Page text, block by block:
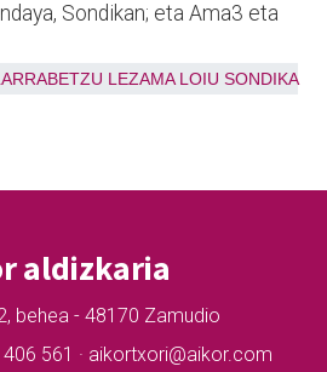
Sondikan; eta Ama3 eta
LEZAMA LOIU SONDIKA
aldizkaria
behea - 48170 Zamudio
561 · aikortxori@aikor.com